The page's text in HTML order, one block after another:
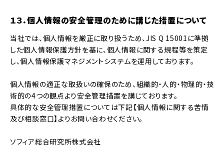
１３．個人情報の安全管理のために講じた措置について
当社では、個人情報を厳正に取り扱うため、JIS Q 15001に準拠
した個人情報保護方針を基に、個人情報に関する規程等を策定
し、個人情報保護マネジメントシステムを運用しております。
個人情報の適正な取扱いの確保のため、組織的・人的・物理的・技
術的の4つの観点より安全管理措置を講じております。
具体的な安全管理措置については下記【個人情報に関する苦情
及び相談窓口】よりお問い合わせください。
ソフィア総合研究所株式会社